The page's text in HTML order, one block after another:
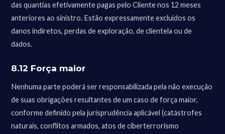
das quantias efetivamente pagas pelo Cliente nos 12 meses
anteriores ao sinistro. Estão expressamente excluídos os
danos indiretos, perdas de exploração, de clientela ou de
dados.
8.12 Força maior
Nenhuma parte poderá ser responsabilizada pela não execução
de suas obrigações resultantes de um caso de força maior,
conforme definido pela jurisprudência aplicável (catástrofes
naturais, conflitos armados, atos de ciberterrorismo